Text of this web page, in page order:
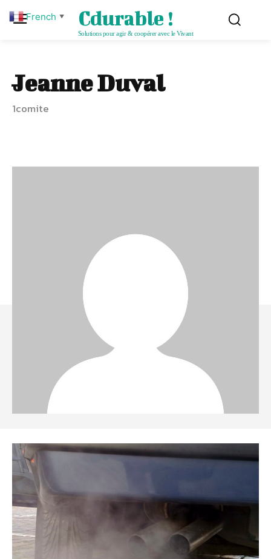
Cdurable !
Solutions pour agir & coopérer avec le Vivant
Jeanne Duval
1comite
French ▼